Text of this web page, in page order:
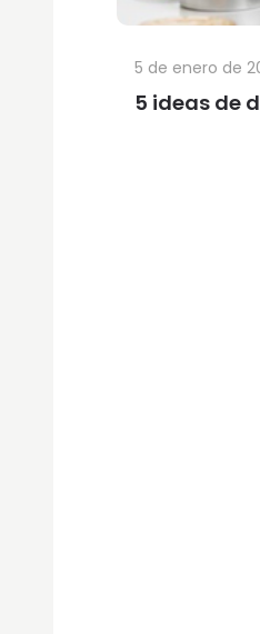
5 ideas de
5 de enero de